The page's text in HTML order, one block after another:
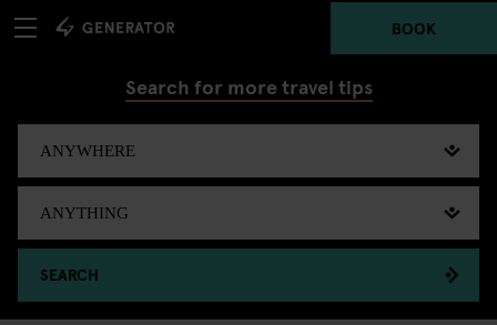
BOOK
Search for more travel tips
SEARCH